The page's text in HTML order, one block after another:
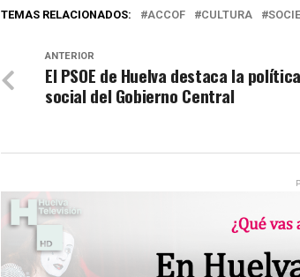
TEMAS RELACIONADOS: ACCOF CULTURA
ANTERIOR
El PSOE de Huelva destaca la política
social del Gobierno Central